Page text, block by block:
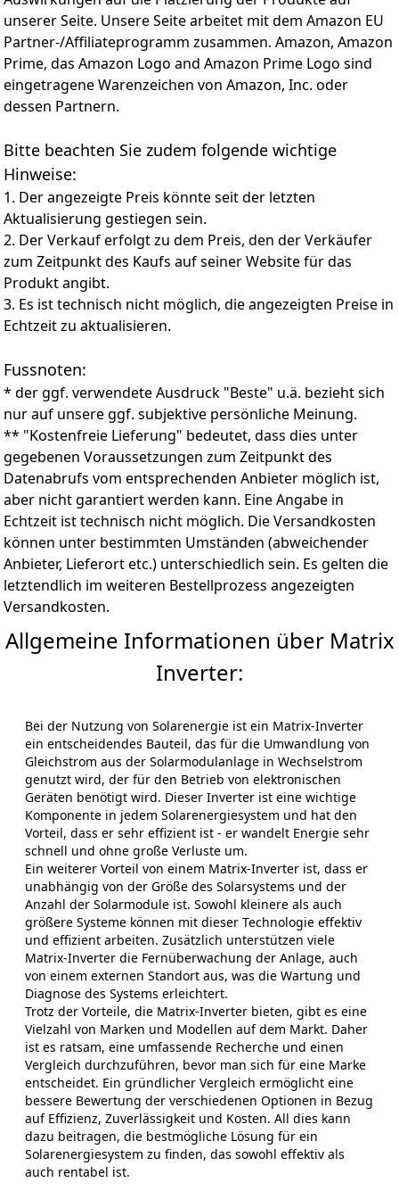
unserer Seite. Unsere Seite arbeitet mit dem Amazon EU
Partner-/Affiliateprogramm zusammen. Amazon, Amazon
Prime, das Amazon Logo and Amazon Prime Logo sind
eingetragene Warenzeichen von Amazon, Inc. oder
dessen Partnern.
Bitte beachten Sie zudem folgende wichtige
Hinweise:
1. Der angezeigte Preis könnte seit der letzten
Aktualisierung gestiegen sein.
2. Der Verkauf erfolgt zu dem Preis, den der Verkäufer
zum Zeitpunkt des Kaufs auf seiner Website für das
Produkt angibt.
3. Es ist technisch nicht möglich, die angezeigten Preise in
Echtzeit zu aktualisieren.
Fussnoten:
* der ggf. verwendete Ausdruck "Beste" u.ä. bezieht sich
nur auf unsere ggf. subjektive persönliche Meinung.
** "Kostenfreie Lieferung" bedeutet, dass dies unter
gegebenen Voraussetzungen zum Zeitpunkt des
Datenabrufs vom entsprechenden Anbieter möglich ist,
aber nicht garantiert werden kann. Eine Angabe in
Echtzeit ist technisch nicht möglich. Die Versandkosten
können unter bestimmten Umständen (abweichender
Anbieter, Lieferort etc.) unterschiedlich sein. Es gelten die
letztendlich im weiteren Bestellprozess angezeigten
Versandkosten.
Allgemeine Informationen über Matrix
Inverter:
Bei der Nutzung von Solarenergie ist ein Matrix-Inverter
ein entscheidendes Bauteil, das für die Umwandlung von
Gleichstrom aus der Solarmodulanlage in Wechselstrom
genutzt wird, der für den Betrieb von elektronischen
Geräten benötigt wird. Dieser Inverter ist eine wichtige
Komponente in jedem Solarenergiesystem und hat den
Vorteil, dass er sehr effizient ist - er wandelt Energie sehr
schnell und ohne große Verluste um.
Ein weiterer Vorteil von einem Matrix-Inverter ist, dass er
unabhängig von der Größe des Solarsystems und der
Anzahl der Solarmodule ist. Sowohl kleinere als auch
größere Systeme können mit dieser Technologie effektiv
und effizient arbeiten. Zusätzlich unterstützen viele
Matrix-Inverter die Fernüberwachung der Anlage, auch
von einem externen Standort aus, was die Wartung und
Diagnose des Systems erleichtert.
Trotz der Vorteile, die Matrix-Inverter bieten, gibt es eine
Vielzahl von Marken und Modellen auf dem Markt. Daher
ist es ratsam, eine umfassende Recherche und einen
Vergleich durchzuführen, bevor man sich für eine Marke
entscheidet. Ein gründlicher Vergleich ermöglicht eine
bessere Bewertung der verschiedenen Optionen in Bezug
auf Effizienz, Zuverlässigkeit und Kosten. All dies kann
dazu beitragen, die bestmögliche Lösung für ein
Solarenergiesystem zu finden, das sowohl effektiv als
auch rentabel ist.